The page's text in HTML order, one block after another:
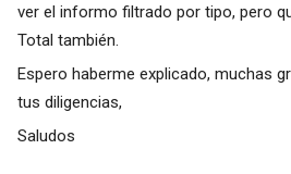
ver el informo filtrado por tipo, pero
Total también.
Espero haberme explicado, muchas
tus diligencias,
Saludos